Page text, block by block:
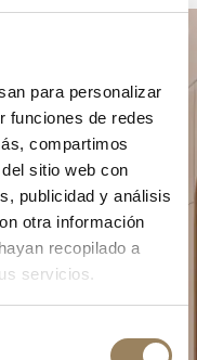
para personalizar
funciones de redes
compartimos
sitio web con
publicidad y análisis
otra información
recopilado a
servicios.
de
en una de